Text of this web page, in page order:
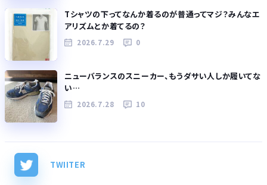
Tシャツの下ってなんか着るのが普通ってマジ？みんなエ
アリズムとか着てるの？
2026.7.29 0
ニューバランスのスニーカー、もうダサい人しか履いてな
い…
2026.7.28 10
TWIITER